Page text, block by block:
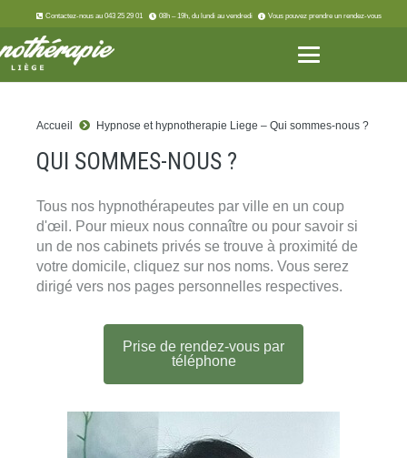
Contactez-nous au 043 25 29 01 08h – 19h, du lundi au vendredi Vous pouvez prendre un rendez-vous
Accueil Hypnose et hypnotherapie Liege – Qui sommes-nous ?
QUI SOMMES-NOUS ?
Tous nos hypnothérapeutes par ville en un coup
d'œil. Pour mieux nous connaître ou pour savoir si
un de nos cabinets privés se trouve à proximité de
votre domicile, cliquez sur nos noms. Vous serez
dirigé vers nos pages personnelles respectives.
Prise de rendez-vous par
téléphone